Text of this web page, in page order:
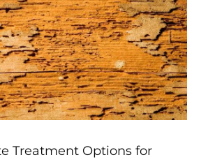
Treatment Options for